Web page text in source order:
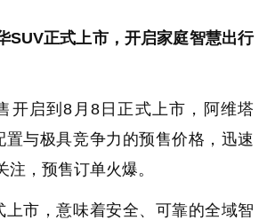
SUV正式上市，开启家庭智慧出行
开启到8月8日正式上市，阿维塔
置与极具竞争力的预售价格，迅速
注，预售订单火爆。
上市，意味着安全、可靠的全域智